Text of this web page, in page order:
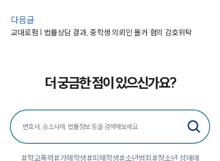
다음글
교대로펌 | 법률상담 결과, 중학생 의뢰인 몰카 혐의 감호위탁
더 궁금한 점이 있으신가요?
#학교폭력#가해학생#피해학생#소년범죄#청소년 성매매